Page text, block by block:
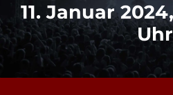
11. Januar
Uhr